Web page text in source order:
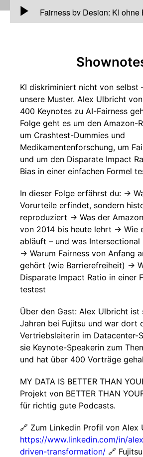
00:00
Fairness by Design: KI
Alex U., Fujitsu
KI diskriminiert nicht von selbst
unsere Muster. Alex Ulbricht
400 Keynotes zu AI-Fairness
Folge geht es um den Amazon-
um Crashtest-Dummies und
Medikamentenforschung, um
und um den Disparate Impact
Bias in einer einfachen Formel
In dieser Folge erfährst du: →
Vorurteile erfindet, sondern
reproduziert → Was der
von 2014 bis heute lehrt → Wie
abläuft – und was Intersectional
→ Warum Fairness von Anfang
gehört (wie Barrierefreiheit) →
Disparate Impact Ratio in einer
testest
Über den Gast: Alex Ulbricht
Jahren bei Fujitsu und war dort
Vertriebsleiterin im Datacenter-
sie Keynote-Speakerin zum
und hat über 400 Vorträge
MY DATA IS BETTER THAN
Projekt von BETTER THAN
für richtig gute Podcasts.
🔗 Zum Linkedin Profil von Alex
https://www.linkedin.com/in/
driven-transformation/ 🔗